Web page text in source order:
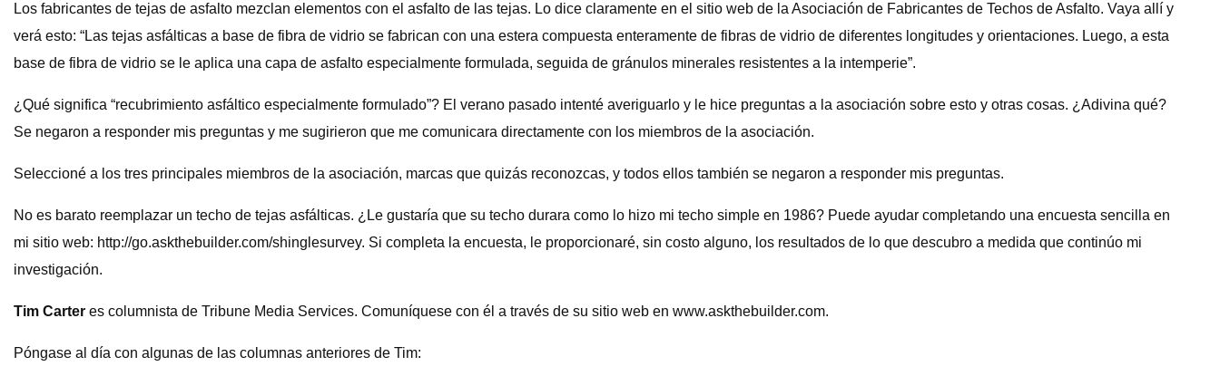
Los fabricantes de tejas de asfalto mezclan elementos con el asfalto de las tejas. Lo dice claramente en el sitio web de la Asociación de Fabricantes de Techos de Asfalto. Vaya allí y
verá esto: “Las tejas asfálticas a base de fibra de vidrio se fabrican con una estera compuesta enteramente de fibras de vidrio de diferentes longitudes y orientaciones. Luego, a esta
base de fibra de vidrio se le aplica una capa de asfalto especialmente formulada, seguida de gránulos minerales resistentes a la intemperie”.
¿Qué significa “recubrimiento asfáltico especialmente formulado”? El verano pasado intenté averiguarlo y le hice preguntas a la asociación sobre esto y otras cosas. ¿Adivina qué?
Se negaron a responder mis preguntas y me sugirieron que me comunicara directamente con los miembros de la asociación.
Seleccioné a los tres principales miembros de la asociación, marcas que quizás reconozcas, y todos ellos también se negaron a responder mis preguntas.
No es barato reemplazar un techo de tejas asfálticas. ¿Le gustaría que su techo durara como lo hizo mi techo simple en 1986? Puede ayudar completando una encuesta sencilla en
mi sitio web: http://go.askthebuilder.com/shinglesurvey. Si completa la encuesta, le proporcionaré, sin costo alguno, los resultados de lo que descubro a medida que continúo mi
investigación.
Tim Carter es columnista de Tribune Media Services. Comuníquese con él a través de su sitio web en www.askthebuilder.com.
Póngase al día con algunas de las columnas anteriores de Tim: